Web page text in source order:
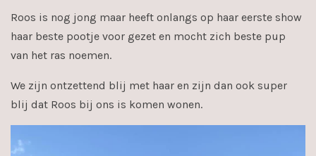
Roos is nog jong maar heeft onlangs op haar eerste show
haar beste pootje voor gezet en mocht zich beste pup
van het ras noemen.
We zijn ontzettend blij met haar en zijn dan ook super
blij dat Roos bij ons is komen wonen.